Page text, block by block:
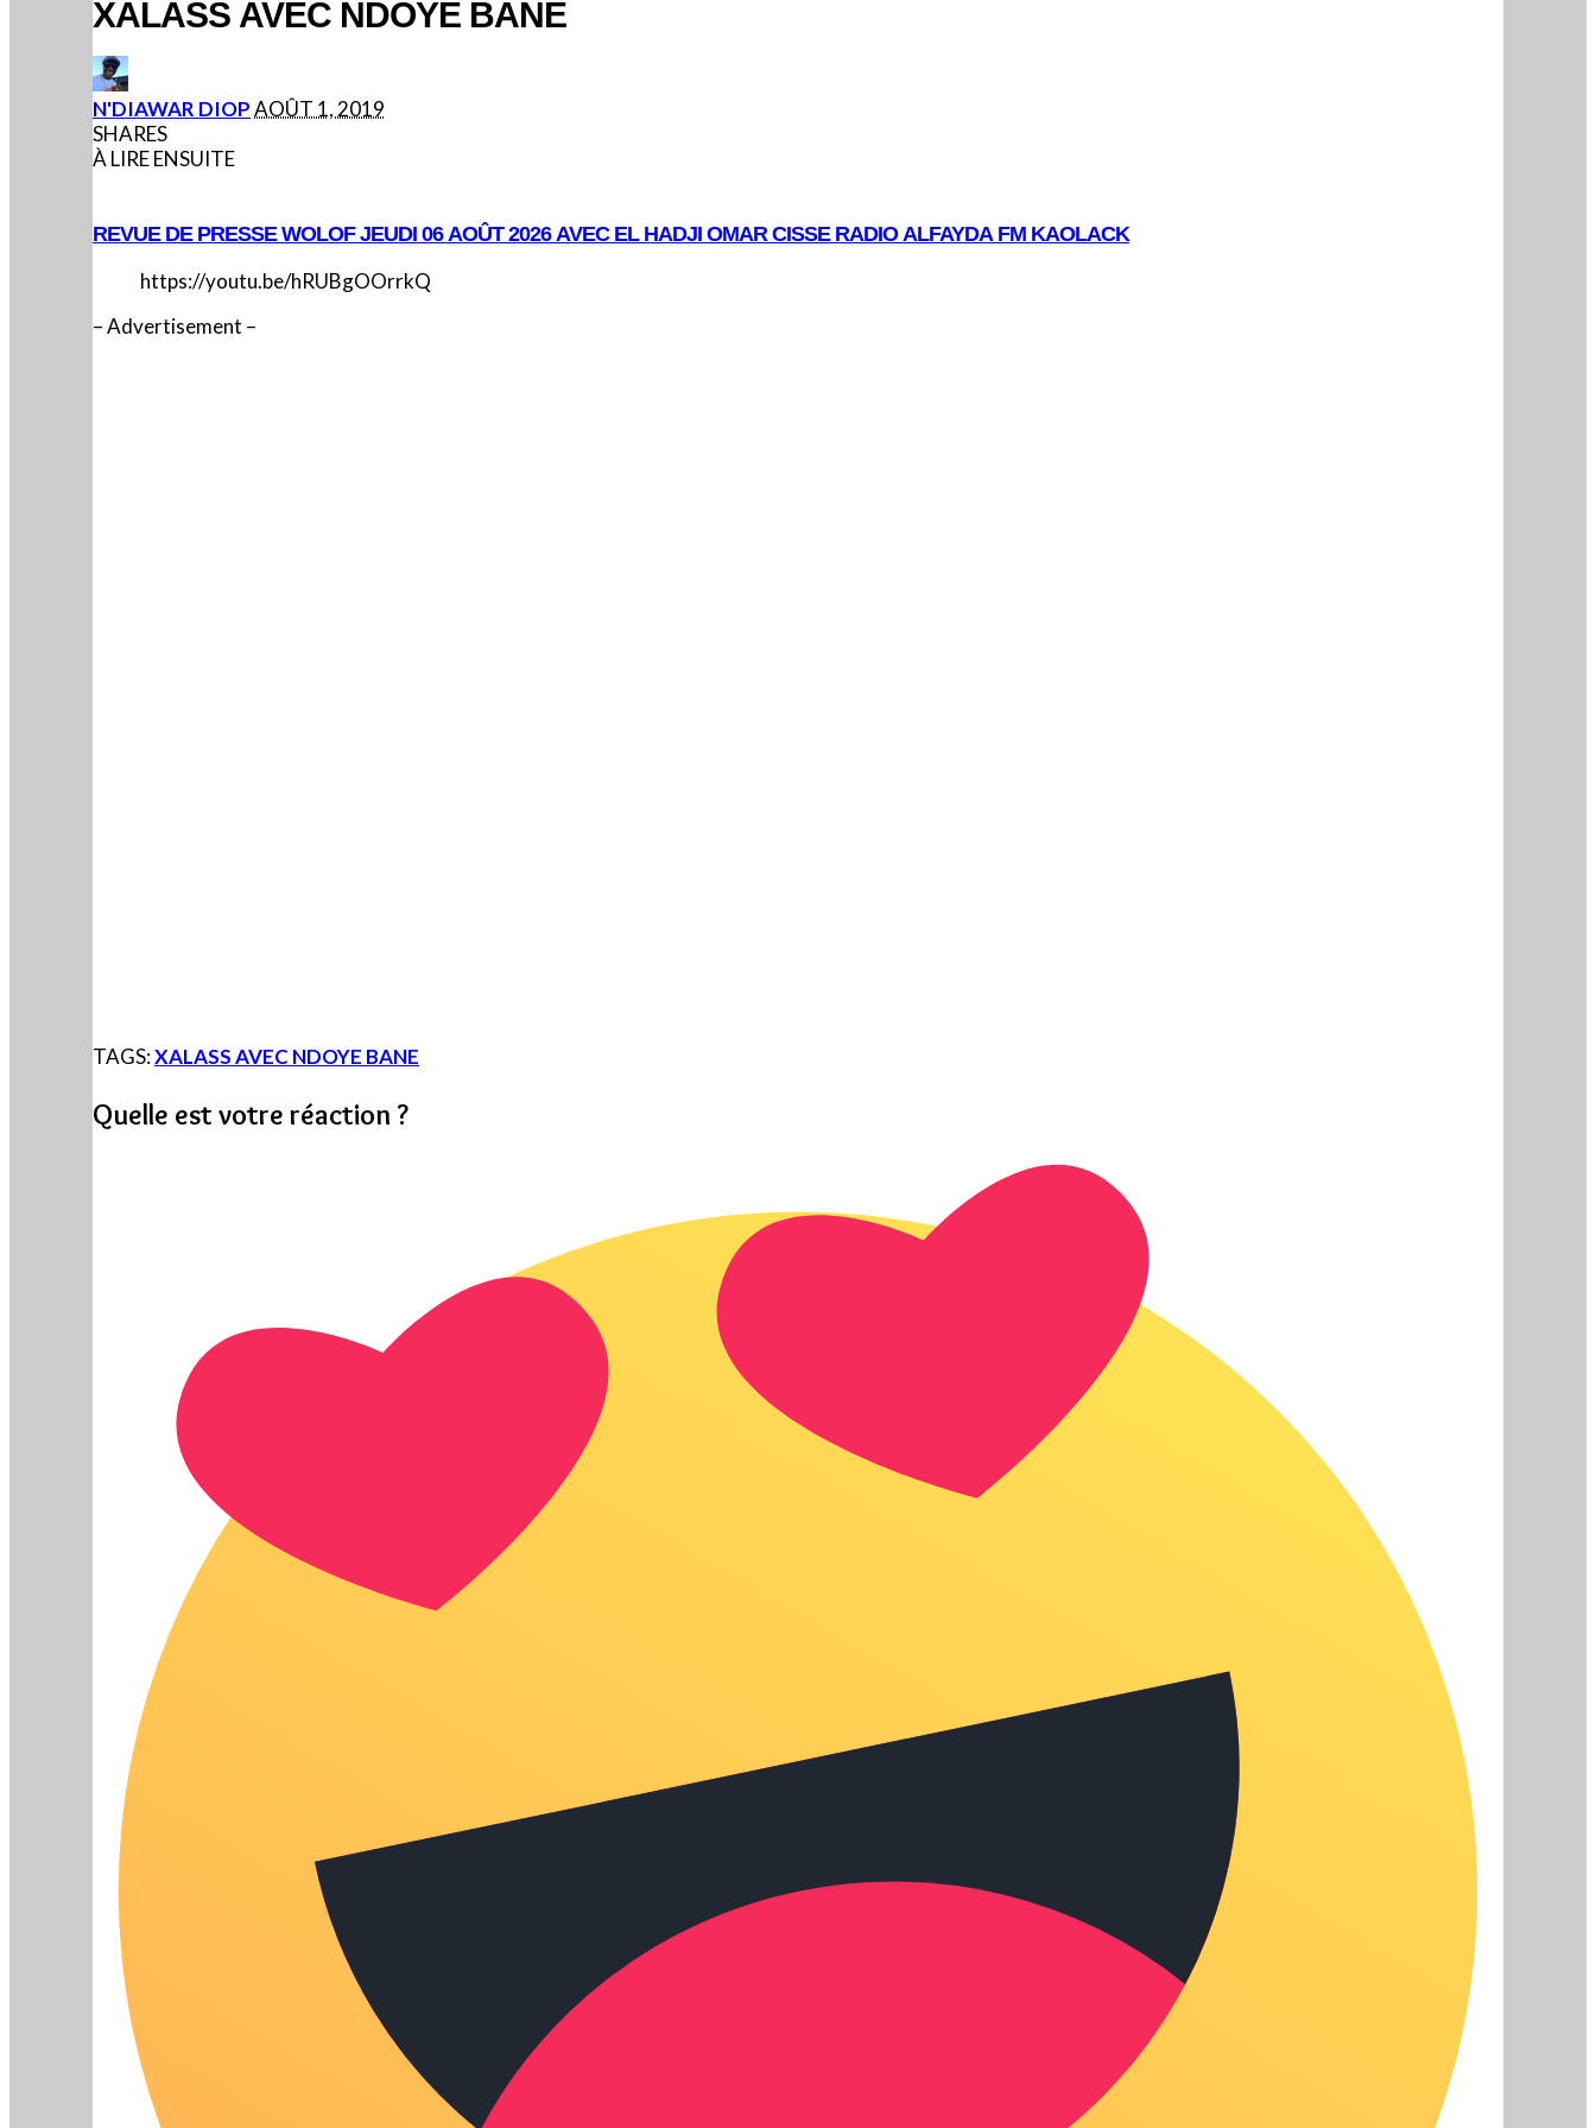
XALASS AVEC NDOYE BANE
POSTED
BY
N'DIAWAR DIOPAOÛT 1, 2019
SHARES
À LIRE ENSUITE
REVUE DE PRESSE WOLOF JEUDI 06 AOÛT 2026 AVEC EL HADJI OMAR CISSE RADIO ALFAYDA FM KAOLACK
https://youtu.be/hRUBgOOrrkQ
– Advertisement –
TAGS:XALASS AVEC NDOYE BANE
Quelle est votre réaction ?